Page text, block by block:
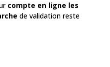
compte en ligne les
de validation reste